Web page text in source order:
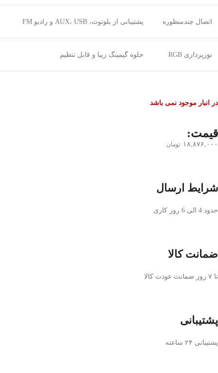
اتصال چندمنظوره پشتیبانی از بلوتوث، AUX، USB و رادیو FM
نورپردازی RGB جلوه گیمینگ زیبا و قابل تنظیم
در انبار موجود نمی باشد
قیمت:
۱۸,۸۷۶,۰۰۰ تومان
شرایط ارسال
حدود 4 الی 6 روز کاری
ضمانت کالا
تا ۷ روز ضمانت عودت کالا
پشتیبانی
پشتیبانی ۲۴ ساعته